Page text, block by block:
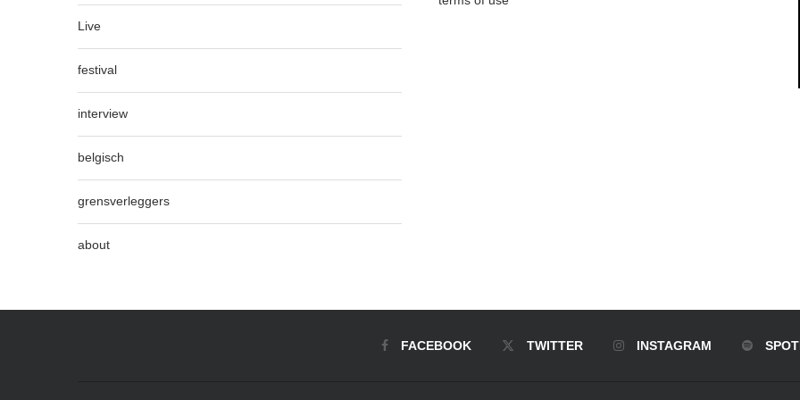
Live
festival
interview
belgisch
grensverleggers
about
FACEBOOK TWITTER INSTAGRAM